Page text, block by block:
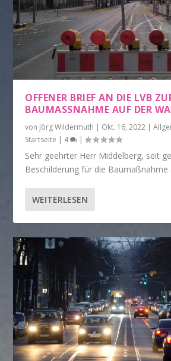
OFFENER BRIEF AN DIE LVB
BAUMASSNAHME AUF DER
von Jörg Wildermuth | Okt. 16, 2022 |
Startseite | 4 |
Sehr geehrter Herr Middelberg, seit
Beschilderung für die Baumaßnahme
WEITERLESEN